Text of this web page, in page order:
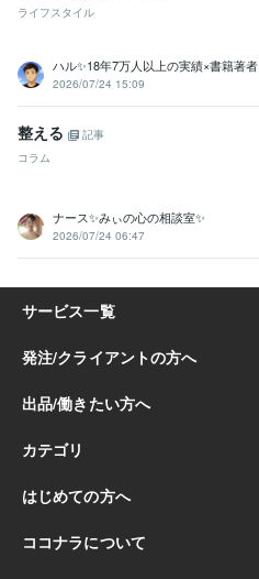
ライフスタイル
ハル✨18年7万人以上の実績×書籍著者
2026/07/24 15:09
整える
記事
コラム
ナース✨みぃの心の相談室✨
2026/07/24 06:47